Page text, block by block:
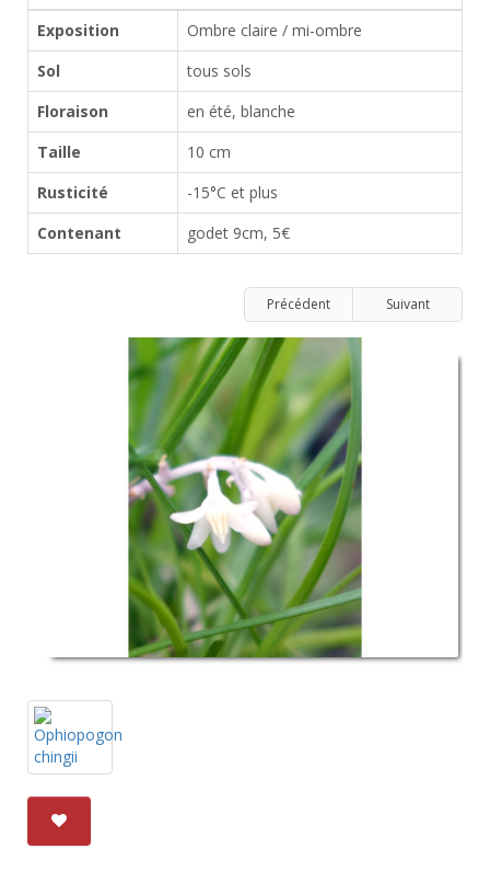
Exposition
Ombre claire / mi-ombre
Sol
tous sols
Floraison
en été, blanche
Taille
10 cm
Rusticité
-15°C et plus
Contenant
godet 9cm, 5€
Précédent Suivant